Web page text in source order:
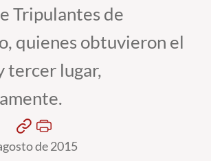
Tripulantes de
quienes obtuvieron el
tercer lugar,
de 2015